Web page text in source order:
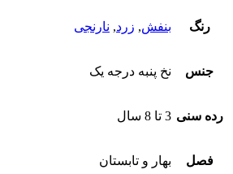
رنگ بنفش, زرد, نارنجی
جنس نخ پنبه درجه یک
رده سنی 3 تا 8 سال
فصل بهار و تابستان